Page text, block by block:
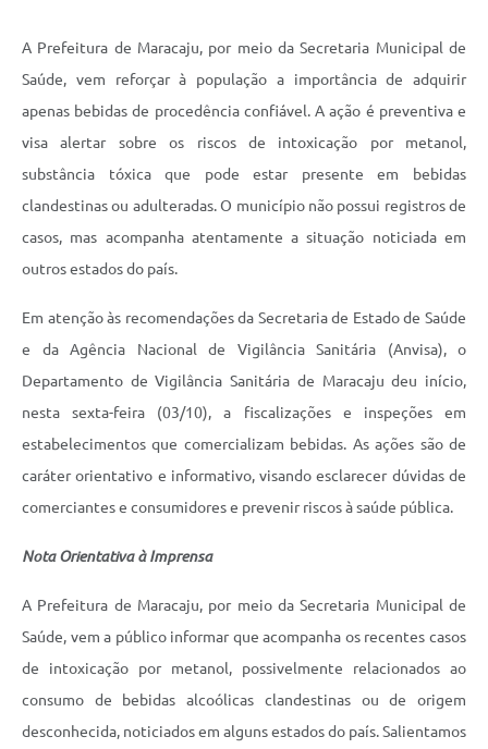
A Prefeitura de Maracaju, por meio da Secretaria Municipal de
Saúde, vem reforçar à população a importância de adquirir
apenas bebidas de procedência confiável. A ação é preventiva e
visa alertar sobre os riscos de intoxicação por metanol,
substância tóxica que pode estar presente em bebidas
clandestinas ou adulteradas. O município não possui registros de
casos, mas acompanha atentamente a situação noticiada em
outros estados do país.
Em atenção às recomendações da Secretaria de Estado de Saúde
e da Agência Nacional de Vigilância Sanitária (Anvisa), o
Departamento de Vigilância Sanitária de Maracaju deu início,
nesta sexta-feira (03/10), a fiscalizações e inspeções em
estabelecimentos que comercializam bebidas. As ações são de
caráter orientativo e informativo, visando esclarecer dúvidas de
comerciantes e consumidores e prevenir riscos à saúde pública.
Nota Orientativa à Imprensa
A Prefeitura de Maracaju, por meio da Secretaria Municipal de
Saúde, vem a público informar que acompanha os recentes casos
de intoxicação por metanol, possivelmente relacionados ao
consumo de bebidas alcoólicas clandestinas ou de origem
desconhecida, noticiados em alguns estados do país. Salientamos